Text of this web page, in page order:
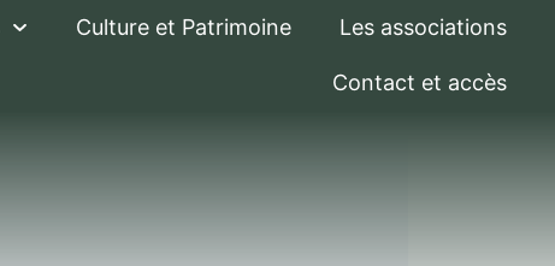
Culture et Patrimoine Les associations
Contact et accès